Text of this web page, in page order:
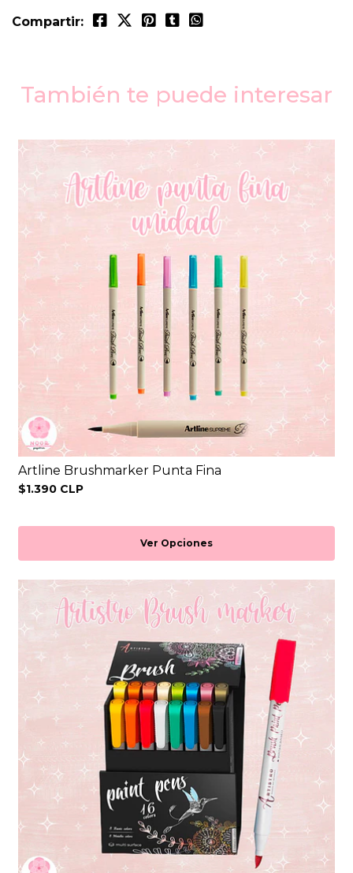
Compartir:
También te puede interesar
Artline Brushmarker Punta Fina
$1.390 CLP
Ver Opciones